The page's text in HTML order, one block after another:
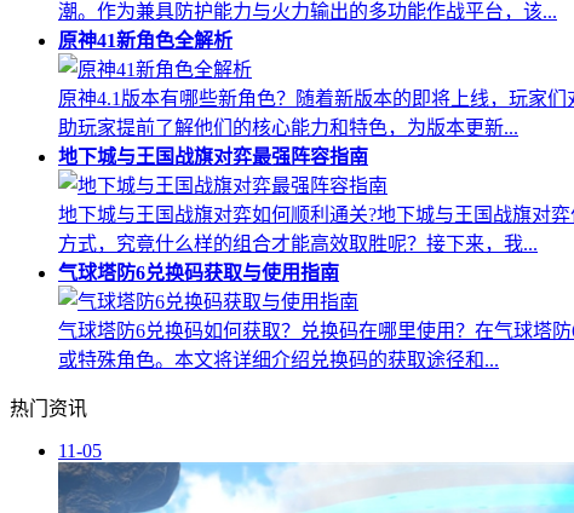
潮。作为兼具防护能力与火力输出的多功能作战平台，该...
原神41新角色全解析
原神4.1版本有哪些新角色？随着新版本的即将上线，玩家
助玩家提前了解他们的核心能力和特色，为版本更新...
地下城与王国战旗对弈最强阵容指南
地下城与王国战旗对弈如何顺利通关?地下城与王国战旗对
方式，究竟什么样的组合才能高效取胜呢？接下来，我...
气球塔防6兑换码获取与使用指南
气球塔防6兑换码如何获取？兑换码在哪里使用？在气球塔
或特殊角色。本文将详细介绍兑换码的获取途径和...
热门资讯
11-05